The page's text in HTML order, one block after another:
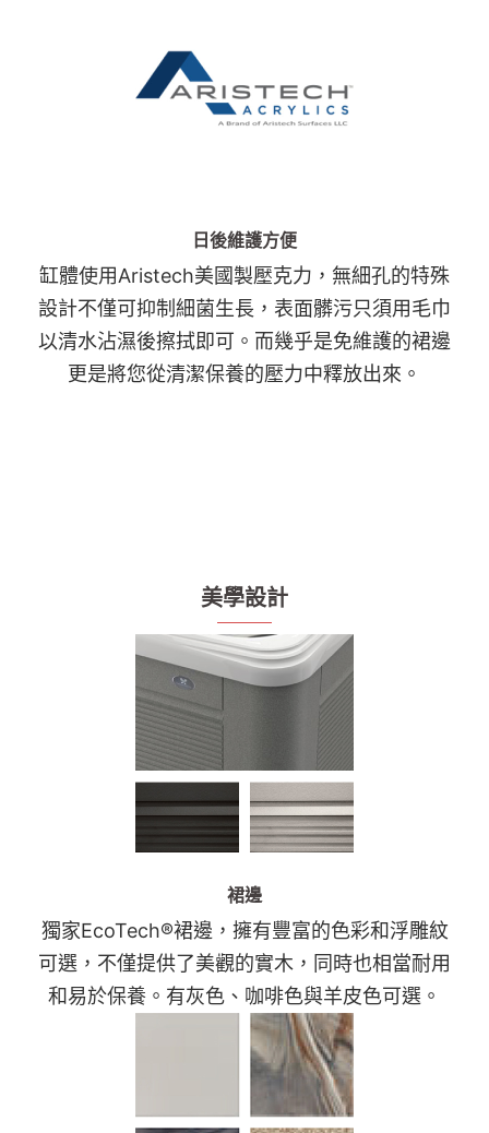
日後維護方便
缸體使用Aristech美國製壓克力，無細孔的特殊
設計不僅可抑制細菌生長，表面髒污只須用毛巾
以清水沾濕後擦拭即可。而幾乎是免維護的裙邊
更是將您從清潔保養的壓力中釋放出來。
美學設計
裙邊
獨家EcoTech®裙邊，擁有豐富的色彩和浮雕紋
可選，不僅提供了美觀的實木，同時也相當耐用
和易於保養。有灰色、咖啡色與羊皮色可選。